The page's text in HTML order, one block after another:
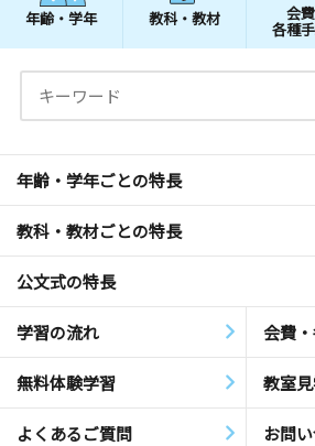
年齢・学年 教科・教材 会
各種
年齢・学年ごとの特長
教科・教材ごとの特長
公文式の特長
学習の流れ 会費
無料体験学習 教室
よくあるご質問 お問